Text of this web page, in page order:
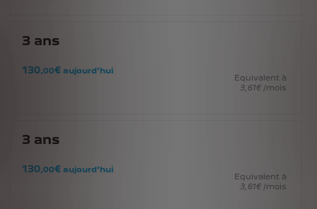
3 ans
130,00€ aujourd'hui
Equivalent à
3,61€ /mois
3 ans
130,00€ aujourd'hui
Equivalent à
3,61€ /mois